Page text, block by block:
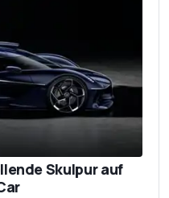
Skulpur auf